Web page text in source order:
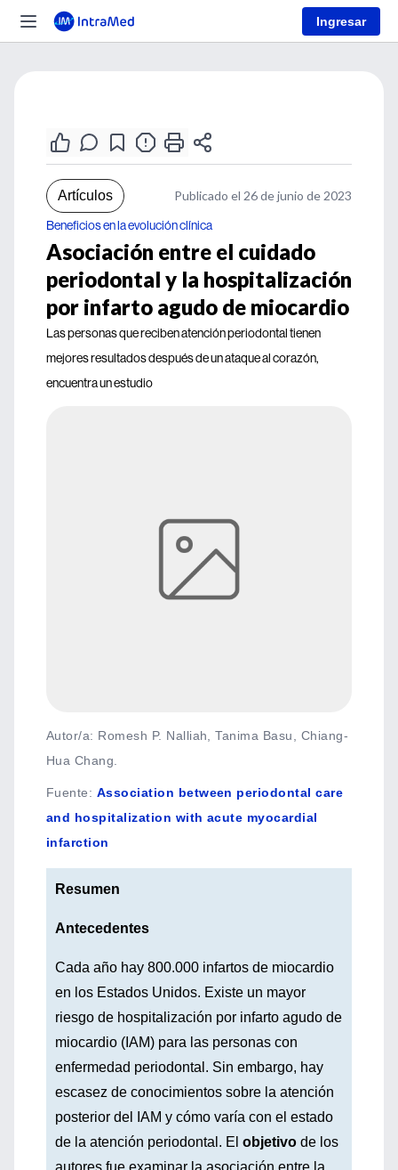
Ingresar
Artículos Publicado el 26 de junio de 2023
Beneficios en la evolución clínica
Asociación entre el cuidado
periodontal y la hospitalización
por infarto agudo de miocardio
Las personas que reciben atención periodontal tienen
mejores resultados después de un ataque al corazón,
encuentra un estudio
Autor/a: Romesh P. Nalliah, Tanima Basu, Chiang-
Hua Chang.
Fuente: Association between periodontal care
and hospitalization with acute myocardial
infarction
Resumen
Antecedentes
Cada año hay 800.000 infartos de miocardio
en los Estados Unidos. Existe un mayor
riesgo de hospitalización por infarto agudo de
miocardio (IAM) para las personas con
enfermedad periodontal. Sin embargo, hay
escasez de conocimientos sobre la atención
posterior del IAM y cómo varía con el estado
de la atención periodontal. El objetivo de los
autores fue examinar la asociación entre la